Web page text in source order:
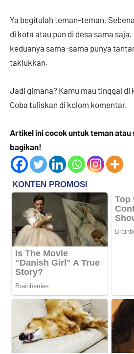
Ya begitulah teman-teman.
di kota atau pun di desa sama
keduanya sama-sama punya
taklukkan.
Jadi gimana? Kamu mau tinggal di
Coba tuliskan di kolom komentar.
Artikel ini cocok untuk teman atau
bagikan!